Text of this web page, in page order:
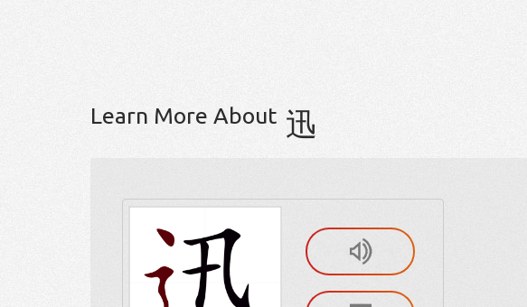
Learn More About 迅